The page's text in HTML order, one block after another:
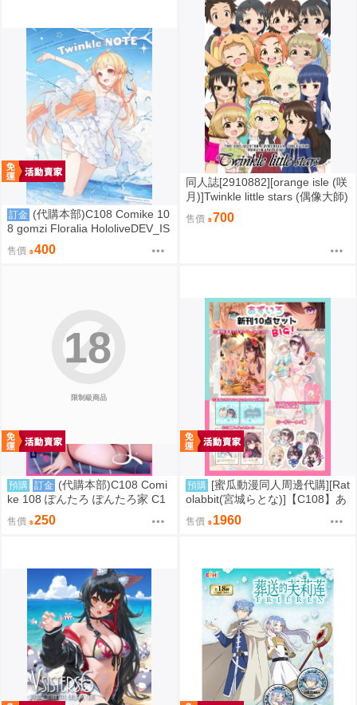
訂金 (代購本部)C108 Comike 10
8 gomzi Floralia HololiveDEV_IS
ReGLOSS 音乃瀬奏 C108會場數
量新刊「Twinkle Note (隨機簽名
售價 400
同人誌[2910882][orange isle (咲
月)]Twinkle little stars (偶像大師)
售價 700
限制級商品
18
預購 訂金 (代購本部)C108 Comi
ke 108 ぽんたろ ぽんたろ家 C1
08數量限定新刊「あねぬま。～
清楚なお義姉さんは僕を優しく
售價 250
預購 [蜜瓜動漫同人周邊代購][Rat
olabbit(宮城らとな)]【C108】あ
ずいろ新刊10点セット(Hololive)
(同人誌)
售價 1960